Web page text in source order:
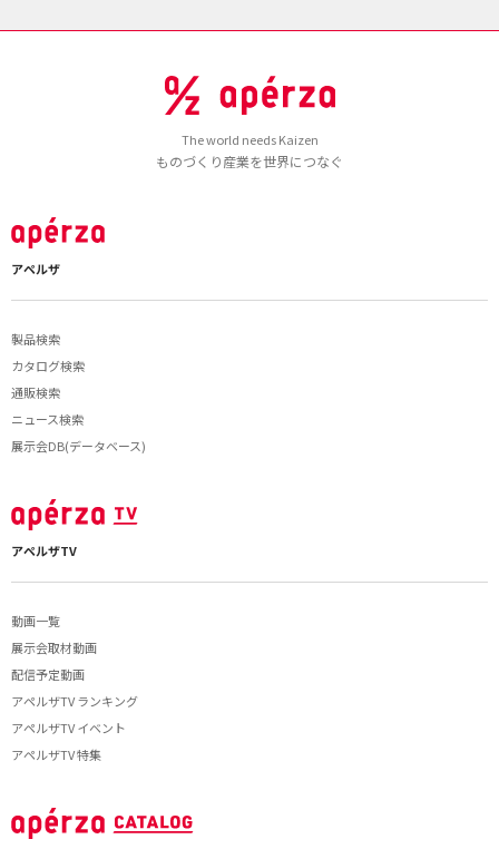
The world needs Kaizen
ものづくり産業を世界につなぐ
アペルザ
製品検索
カタログ検索
通販検索
ニュース検索
展示会DB(データベース)
アペルザTV
動画一覧
展示会取材動画
配信予定動画
アペルザTV ランキング
アペルザTV イベント
アペルザTV 特集